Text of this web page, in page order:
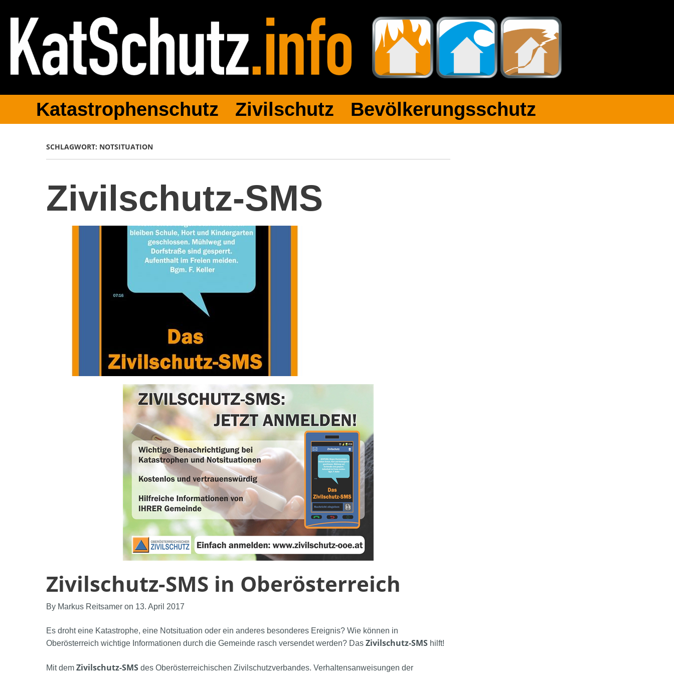
Katastrophenschutz Zivilschutz Bevölkerungsschutz​
SCHLAGWORT: NOTSITUATION
Zivilschutz-SMS
Zivilschutz-SMS in Oberösterreich
By Markus Reitsamer on 13. April 2017
Es droht eine Katastrophe, eine Notsituation oder ein anderes besonderes Ereignis? Wie können in
Oberösterreich wichtige Informationen durch die Gemeinde rasch versendet werden? Das Zivilschutz-SMS hilft!
Mit dem Zivilschutz-SMS des Oberösterreichischen Zivilschutzverbandes. Verhaltensanweisungen der